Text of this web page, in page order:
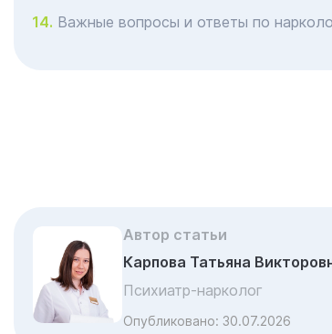
Важные вопросы и ответы по
Автор статьи
Карпова Татьяна
Психиатр-нарколог
Опубликовано: 30.07.2026